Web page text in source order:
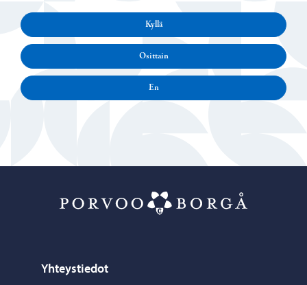
Kyllä
Osittain
En
Yhteystiedot